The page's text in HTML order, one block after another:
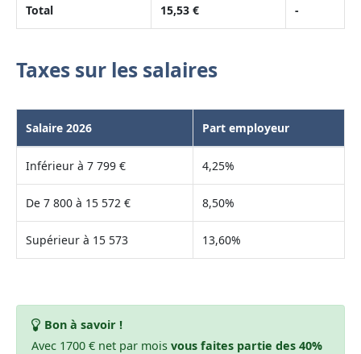
Total 15,53 € -
Taxes sur les salaires
Salaire 2026 Part employeur
Inférieur à 7 799 € 4,25%
De 7 800 à 15 572 € 8,50%
Supérieur à 15 573 13,60%
Bon à savoir !
Avec 1700 € net par mois vous faites partie des 40%